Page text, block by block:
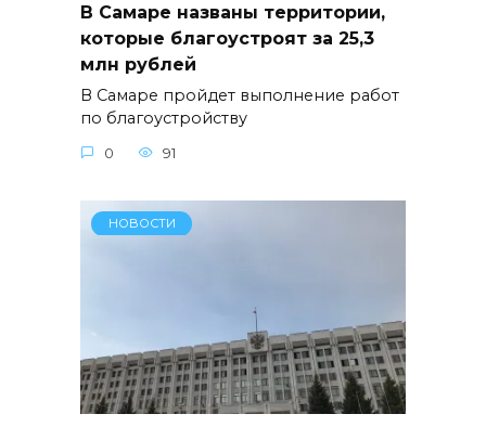
В Самаре названы территории,
которые благоустроят за 25,3
млн рублей
В Самаре пройдет выполнение работ
по благоустройству
0 91
НОВОСТИ